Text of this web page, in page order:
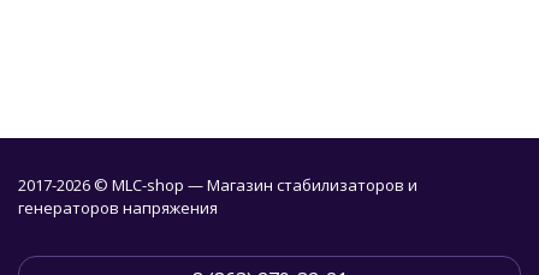
2017-2026 © MLC-shop — Магазин стабилизаторов и
генераторов напряжения